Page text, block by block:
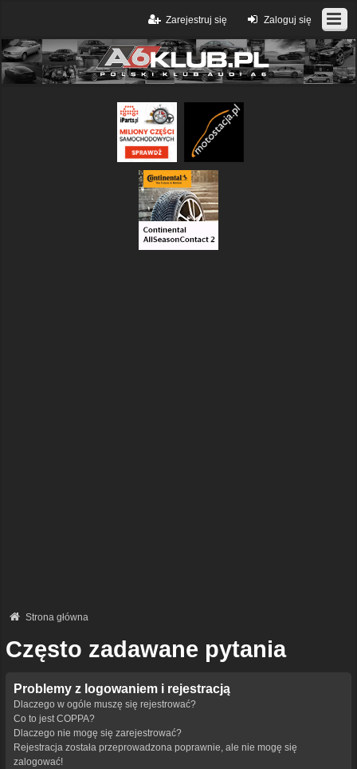
Zaloguj się
Zarejestruj się
Strona główna
Często zadawane pytania
Problemy z logowaniem i rejestracją
Dlaczego w ogóle muszę się rejestrować?
Co to jest COPPA?
Dlaczego nie mogę się zarejestrować?
Rejestracja została przeprowadzona poprawnie, ale nie mogę się
zalogować!